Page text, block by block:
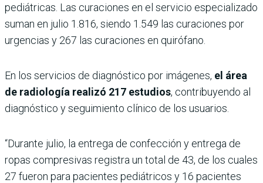
pediátricas. Las curaciones en el servicio especializado
suman en julio 1.816, siendo 1.549 las curaciones por
urgencias y 267 las curaciones en quirófano.
En los servicios de diagnóstico por imágenes, el área
de radiología realizó 217 estudios, contribuyendo al
diagnóstico y seguimiento clínico de los usuarios.
“Durante julio, la entrega de confección y entrega de
ropas compresivas registra un total de 43, de los cuales
27 fueron para pacientes pediátricos y 16 pacientes